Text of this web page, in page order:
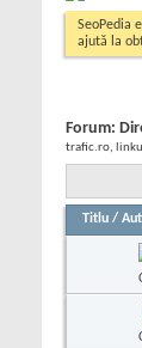
SeoPedia
ajută la
Forum:
trafic.ro,
Titlu /